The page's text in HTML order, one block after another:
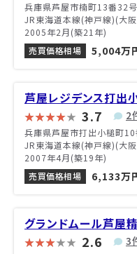
兵庫県芦屋市楠町13番32号
JR東海道本線(神戸線)(大阪
2005年2月(築21年)
売買価格相場
5,004万
芦屋レジデンス打出
3.7 2
兵庫県芦屋市打出小槌町
JR東海道本線(神戸線)(大阪
2007年4月(築19年)
売買価格相場
6,133万
グランドムール芦屋
2.6 3